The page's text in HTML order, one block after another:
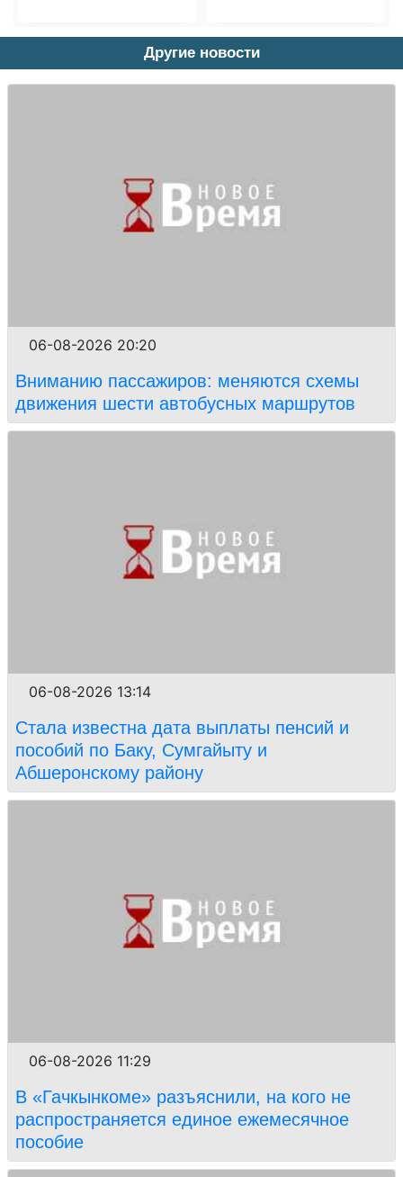
Другие новости
06-08-2026 20:20
Вниманию пассажиров: меняются схемы
движения шести автобусных маршрутов
06-08-2026 13:14
Стала известна дата выплаты пенсий и
пособий по Баку, Сумгайыту и
Абшеронскому району
06-08-2026 11:29
В «Гачкынкоме» разъяснили, на кого не
распространяется единое ежемесячное
пособие